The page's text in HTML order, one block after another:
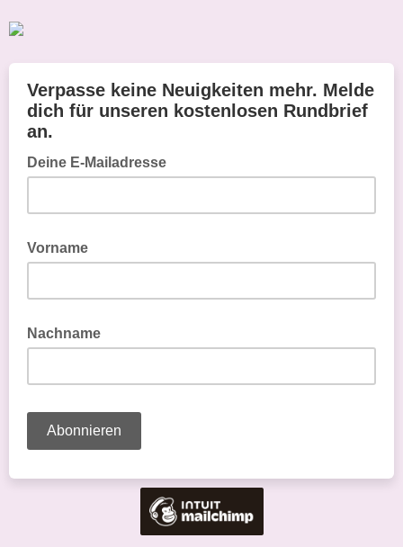
Verpasse keine Neuigkeiten mehr. Melde
dich für unseren kostenlosen Rundbrief
an.
Deine E-Mailadresse
Vorname
Nachname